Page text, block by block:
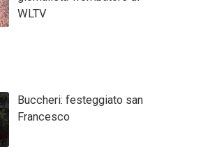
WLTV
Buccheri: festeggiato san
Francesco